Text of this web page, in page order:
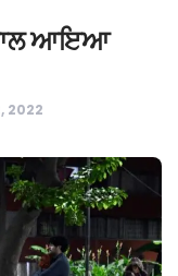
ਨਾਲ ਆਇਆ
2022